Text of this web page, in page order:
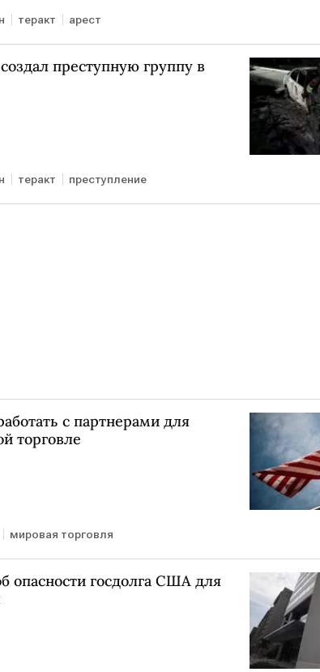
теракт арест
преступную группу в
теракт преступление
с партнерами для
торговле
мировая торговля
опасности госдолга США для